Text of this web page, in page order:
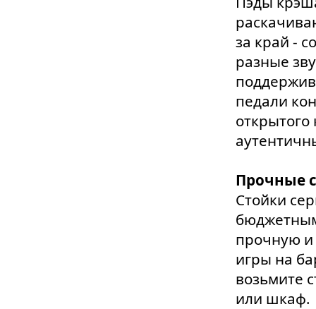
за край -
разные
педали
Прочные
Стойки
прочную и
игры на
возьмите
или шкаф.